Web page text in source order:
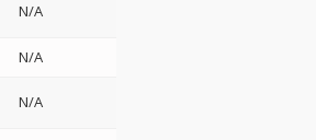
N/A
N/A
N/A